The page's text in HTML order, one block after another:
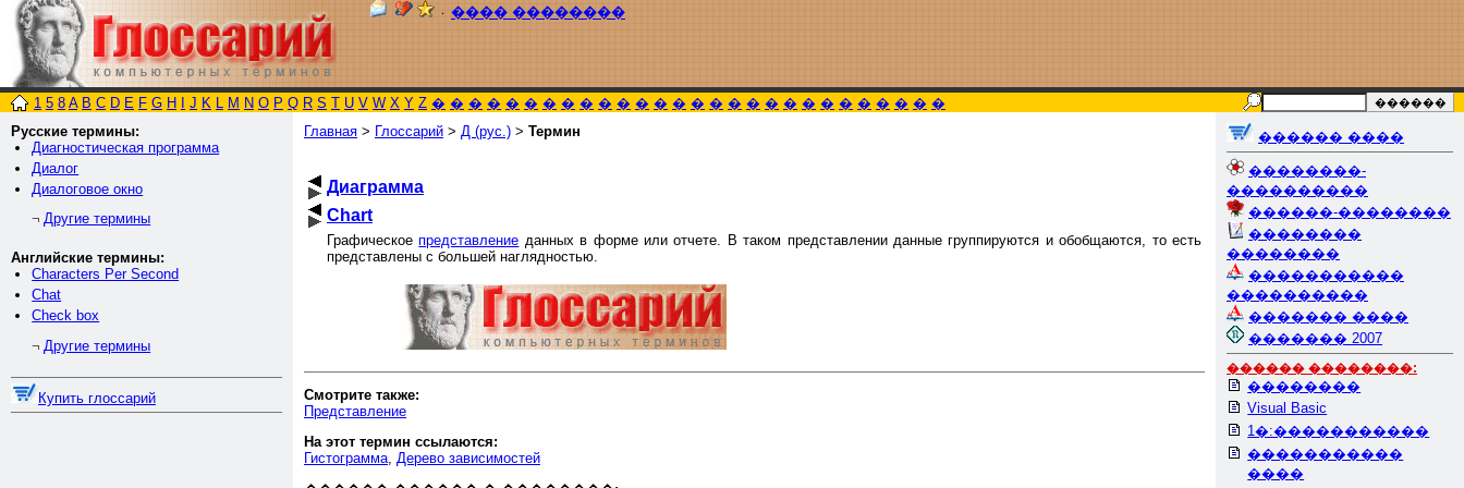
٠ ���� ��������
1 5 8 A B C D E F G H J K L M N O P Q R S T U V W X Y Z � � � � � � � � � � � � � � � � � � � � � � � � � � � �
Русские термины:
Диагностическая программа
Диалог
Диалоговое окно
¬ Другие термины
Английские термины:
Characters Per Second
Chat
Check box
¬ Другие термины
Купить глоссарий
Главная > Глоссарий > Д (рус.) > Термин
Диаграмма
Chart
Графическоепредставление данных в форме или отчете. В таком представлении данные группируются и обобщаются, то есть
представлены с большей наглядностью.
Смотрите также:
Представление
На этот термин ссылаются:
Гистограмма Дерево зависимостей
������ ����
��������-
����������
������-��������
��������
��������
�����������
����������
������� ����
������� 2007
������ ��������:
��������
Visual Basic
1�:�����������
�����������
����